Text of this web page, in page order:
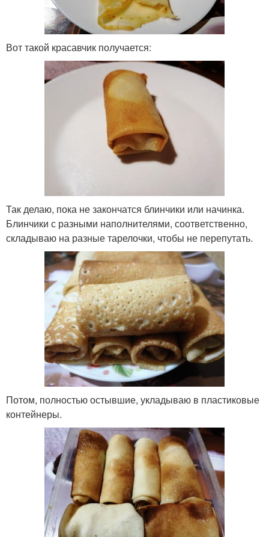
Вот такой красавчик получается:
Так делаю, пока не закончатся блинчики или начинка.
Блинчики с разными наполнителями, соответственно,
складываю на разные тарелочки, чтобы не перепутать.
Потом, полностью остывшие, укладываю в пластиковые
контейнеры.